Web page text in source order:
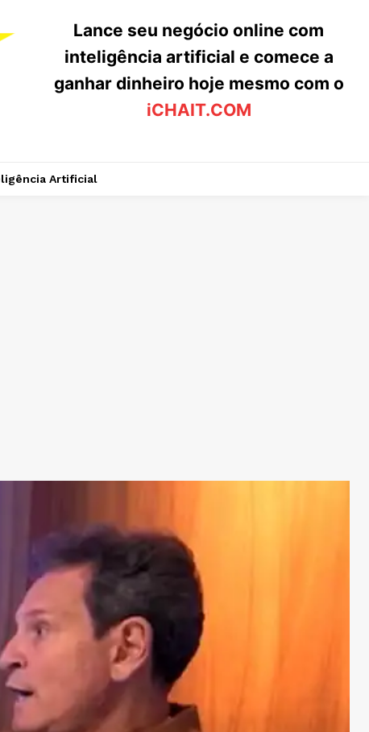
Lance seu negócio online com
inteligência artificial e comece a
ganhar dinheiro hoje mesmo com o
iCHAIT.COM
Artificial